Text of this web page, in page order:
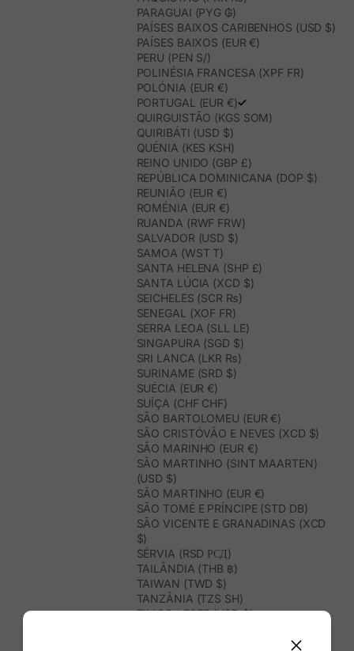
PARAGUAI (PYG ₲)
PAÍSES BAIXOS CARIBENHOS (USD $)
PAÍSES BAIXOS (EUR €)
PERU (PEN S/)
POLINÉSIA FRANCESA (XPF FR)
POLÓNIA (EUR €)
PORTUGAL (EUR €)
QUIRGUISTÃO (KGS SOM)
QUIRIBÁTI (USD $)
QUÉNIA (KES KSH)
REINO UNIDO (GBP £)
REPÚBLICA DOMINICANA (DOP $)
REUNIÃO (EUR €)
ROMÉNIA (EUR €)
RUANDA (RWF FRW)
SALVADOR (USD $)
SAMOA (WST T)
SANTA HELENA (SHP £)
SANTA LÚCIA (XCD $)
SEICHELES (SCR ₨)
SENEGAL (XOF FR)
SERRA LEOA (SLL LE)
SINGAPURA (SGD $)
SRI LANCA (LKR ₨)
SURINAME (SRD $)
SUÉCIA (EUR €)
SUÍÇA (CHF CHF)
SÃO BARTOLOMEU (EUR €)
SÃO CRISTÓVÃO E NEVES (XCD $)
SÃO MARINHO (EUR €)
SÃO MARTINHO (SINT MAARTEN)
(USD $)
SÃO MARTINHO (EUR €)
SÃO TOMÉ E PRÍNCIPE (STD DB)
SÃO VICENTE E GRANADINAS (XCD
$)
SÉRVIA (RSD РСД)
TAILÂNDIA (THB ฿)
TAIWAN (TWD $)
TANZÂNIA (TZS SH)
TIMOR-LESTE (USD $)